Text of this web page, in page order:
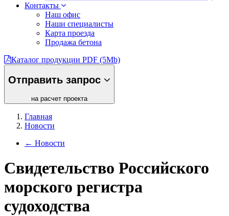
Контакты
Наш офис
Наши специалисты
Карта проезда
Продажа бетона
Каталог продукции PDF (5Mb)
Отправить запрос
на расчет проекта
Главная
Новости
← Новости
Свидетельство Российского
морского регистра
судоходства